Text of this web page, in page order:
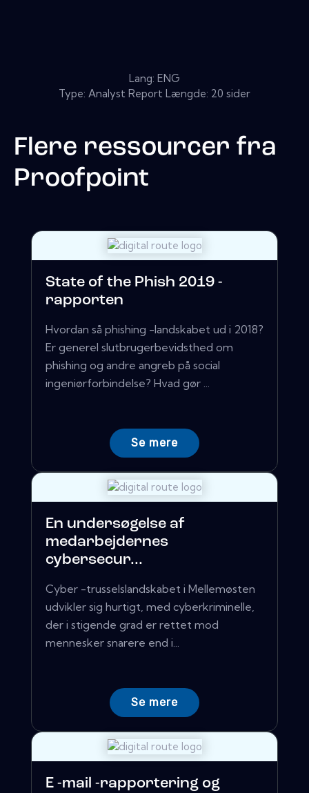
Lang: ENG
Type: Analyst Report Længde: 20 sider
Flere ressourcer fra
Proofpoint
State of the Phish 2019 -
rapporten
Hvordan så phishing -landskabet ud i 2018?
Er generel slutbrugerbevidsthed om
phishing og andre angreb på social
ingeniørforbindelse? Hvad gør ...
Se mere
En undersøgelse af
medarbejdernes
cybersecur...
Cyber ​​-trusselslandskabet i Mellemøsten
udvikler sig hurtigt, med cyberkriminelle,
der i stigende grad er rettet mod
mennesker snarere end i...
Se mere
E -mail -rapportering og